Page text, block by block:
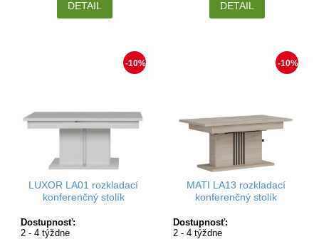
DETAIL DETAIL
-10%
LUXOR LA01 rozkladací
konferenčný stolík
Dostupnosť:
2 - 4 týždne
-10%
MATI LA13 rozkladací
konferenčný stolík
Dostupnosť:
2 - 4 týždne